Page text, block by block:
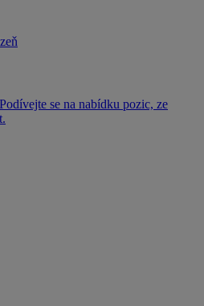
Podívejte se na nabídku pozic, ze